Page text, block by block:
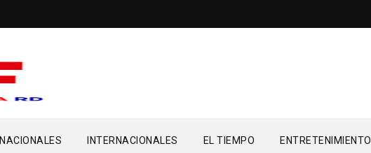
NACIONALES INTERNACIONALES EL TIEMPO ENTRETENIMIENTO